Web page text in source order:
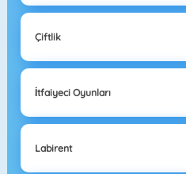
Çiftlik
İtfaiyeci Oyunları
Labirent